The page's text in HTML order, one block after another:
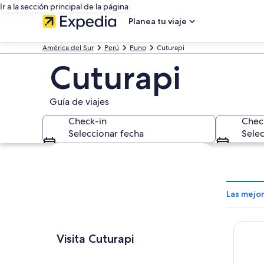
Ir a la sección principal de la página
Planea tu viaje
América del Sur Perú Puno Cuturapi
Cuturapi
Guía de viajes
Check-in
Seleccionar fecha
Explorar mapa
Visita Cuturapi
Las
Hostal